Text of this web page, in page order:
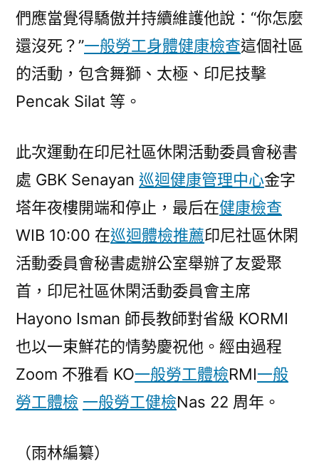
們應當覺得驕傲并持續維護他說：“你怎麼
還沒死？”一般勞工身體健康檢查這個社區
的活動，包含舞獅、太極、印尼技擊
Pencak Silat 等。
此次運動在印尼社區休閑活動委員會秘書
處 GBK Senayan 巡迴健康管理中心金字
塔年夜樓開端和停止，最后在健康檢查
WIB 10:00 在巡迴體檢推薦印尼社區休閑
活動委員會秘書處辦公室舉辦了友愛聚
首，印尼社區休閑活動委員會主席
Hayono Isman 師長教師對省級 KORMI
也以一束鮮花的情勢慶祝他。經由過程
Zoom 不雅看 KO一般勞工體檢RMI一般
勞工體檢 一般勞工健檢Nas 22 周年。
（雨林編纂）